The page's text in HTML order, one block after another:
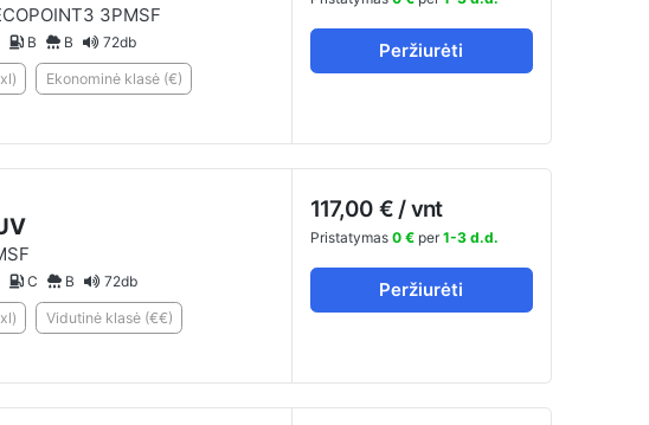
3PMSF
B B 72db
Ekonominė klasė (€)
Peržiurėti
C B 72db
Vidutinė klasė (€€)
117,00 € / vnt
Pristatymas 0 €per 1-3 d.d.
Peržiurėti